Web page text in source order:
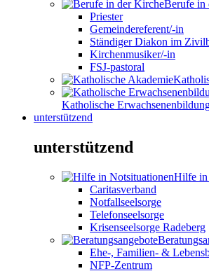
Berufe in
Priester
Gemeindereferent/-in
Ständiger Diakon im
Kirchenmusiker/-in
FSJ-pastoral
Katholische
unterstützend
unterstützend
Hilfe in
Caritasverband
Notfallseelsorge
Telefonseelsorge
Krisenseelsorge Radeberg
Ehe-, Familien- &
NFP-Zentrum